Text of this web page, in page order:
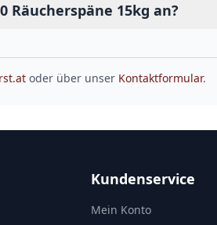
Räucherspäne 15kg an?
oder über unser Kontaktformular.
Kundenservice
Mein Konto